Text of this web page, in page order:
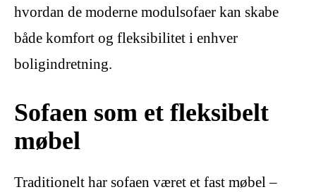
hvordan de moderne modulsofaer kan skabe
både komfort og fleksibilitet i enhver
boligindretning.
Sofaen som et fleksibelt
møbel
Traditionelt har sofaen været et fast møbel –